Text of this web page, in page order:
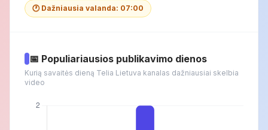
🕐 Dažniausia valanda: 07:00
📅 Populiariausios publikavimo dienos
Kurią savaitės dieną Telia Lietuva kanalas dažniausiai skelbia
video